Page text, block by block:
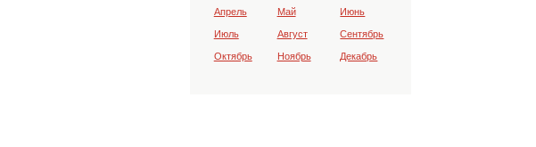
Апрель Май Июнь
Июль Август Сентябрь
Октябрь Ноябрь Декабрь